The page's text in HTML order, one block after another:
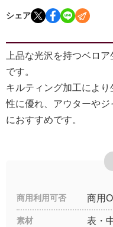
シェア
上品な光沢を持つベロ
です。
キルティング加工によ
性に優れ、アウターや
におすすめです。
商用利用可否 商用
素材 表・